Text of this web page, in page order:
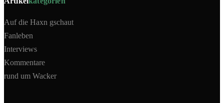
Auf die Haxn gschaut
Fanleben
Interviews
Kommentare
rund um Wacker